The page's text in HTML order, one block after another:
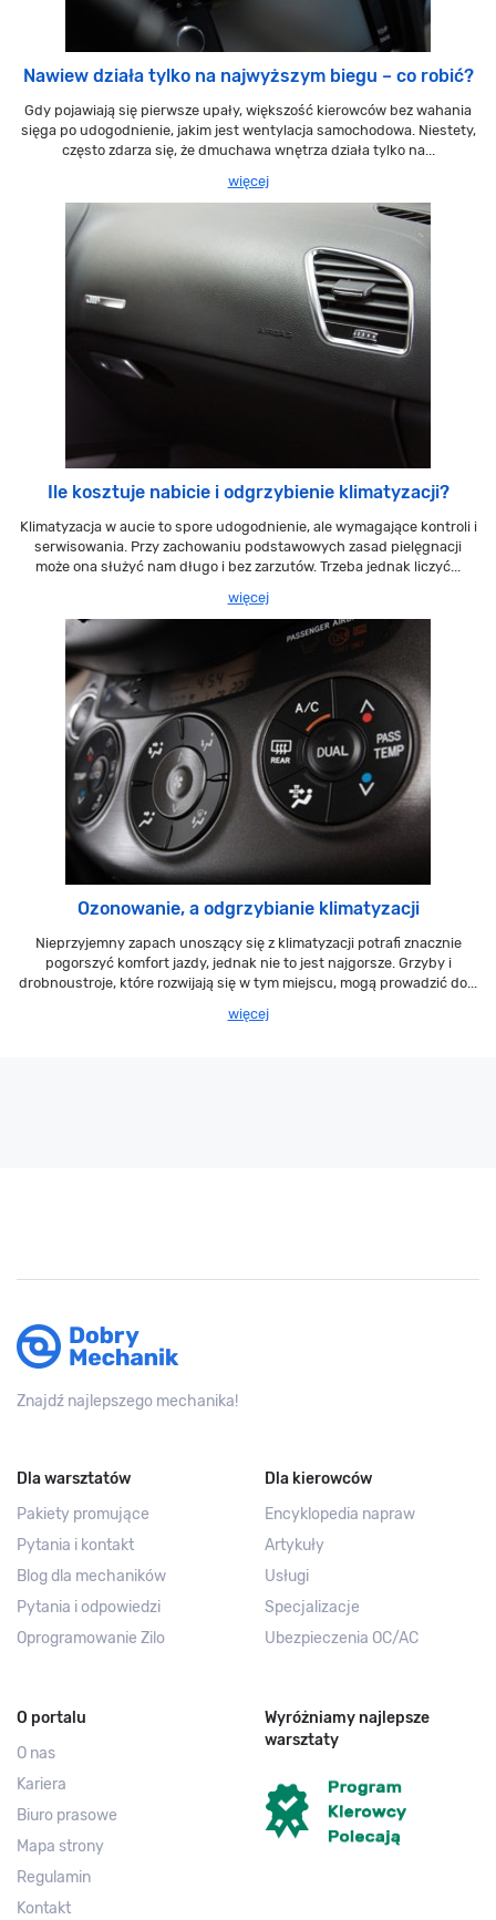
Nawiew działa tylko na najwyższym biegu – co robić?
Gdy pojawiają się pierwsze upały, większość kierowców bez wahania
sięga po udogodnienie, jakim jest wentylacja samochodowa. Niestety,
często zdarza się, że dmuchawa wnętrza działa tylko na...
więcej
Ile kosztuje nabicie i odgrzybienie klimatyzacji?
Klimatyzacja w aucie to spore udogodnienie, ale wymagające kontroli i
serwisowania. Przy zachowaniu podstawowych zasad pielęgnacji
może ona służyć nam długo i bez zarzutów. Trzeba jednak liczyć...
więcej
Ozonowanie, a odgrzybianie klimatyzacji
Nieprzyjemny zapach unoszący się z klimatyzacji potrafi znacznie
pogorszyć komfort jazdy, jednak nie to jest najgorsze. Grzyby i
drobnoustroje, które rozwijają się w tym miejscu, mogą prowadzić do...
więcej
Znajdź najlepszego mechanika!
Dla warsztatów
Pakiety promujące
Pytania i kontakt
Blog dla mechaników
Pytania i odpowiedzi
Oprogramowanie Zilo
Dla kierowców
Encyklopedia napraw
Artykuły
Usługi
Specjalizacje
Ubezpieczenia OC/AC
O portalu
O nas
Kariera
Biuro prasowe
Mapa strony
Regulamin
Kontakt
Wyróżniamy najlepsze
warsztaty